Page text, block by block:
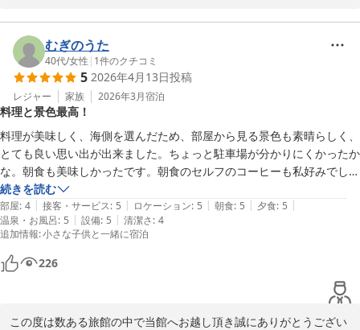
ご無事にお帰りになられたご様子で安堵しております。
またお忙しい中、素敵なお写真と一緒に大変寛容なお声をお寄せ頂
き心より感謝申し上げます。
お食事とサービス、清掃の項目につきまして満点の高評価を賜り、
スタッフ一同大変励みになっております。
お客様にお愉しみいただいた≪花ほまれ≫は、
山田屋独自の旨味熟成技術「活熟（かつじゅく）」で松葉がにの旨
味を最大限に引き出したお造りをお出ししています。
また、ただいまの季節は天然岩牡蠣「夏輝」が旬を迎えております
ので、是非次回は、夏の鳥取へお待ち申しております。
この度は、寛容なお声を口コミ投稿頂き誠にありがとうございまし
た。
どうぞご自愛くださいませ。
味覚のお宿　山田屋　従業員一同
むぎのうた
40代/女性 | 1件のクチコミ
5 2026年4月13日投稿
レジャー 家族 2026年3月宿泊
料理と景色最高！
料理が美味しく、海側を選んだため、部屋から見る景色も素晴らしく、
とても良い思い出が出来ました。ちょっと駐車場が分かりにくかったか
な。朝食も美味しかったです。朝食のセルフのコーヒーも私好みでし
た。小学生の息子と二人で利用しました。ありがとうございました。
続きを読む
部屋: 4 | 接客・サービス: 5 | ロケーション: 5 | 朝食: 5 | 夕食: 5 |
温泉・お風呂: 5 | 設備: 5 | 清潔さ: 4
追加情報:小さな子供と一緒に宿泊
226
この度は数ある旅館の中で当館へお越し頂き誠にありがとうござい